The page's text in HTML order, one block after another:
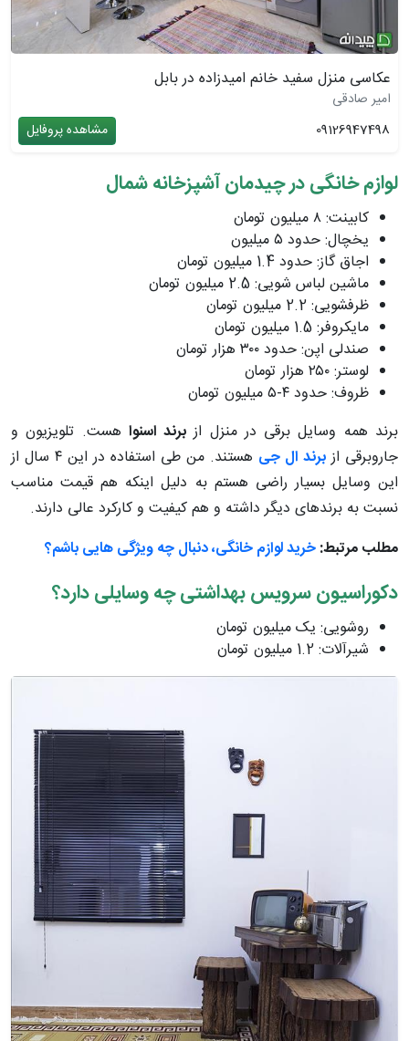
عکاسی منزل سفید خانم امیدزاده در بابل
امیر صادقی
09126947498
مشاهده پروفایل
لوازم خانگی در چیدمان آشپزخانه شمال
کابینت: ٨ میلیون تومان
یخچال: حدود ۵ میلیون
اجاق گاز: حدود 1.4 میلیون تومان
ماشین لباس شویی: 2.5 میلیون تومان
ظرفشویی: 2.2 میلیون تومان
مایکروفر: 1.5 میلیون تومان
صندلی اپن: حدود ٣٠٠ هزار تومان
لوستر: ٢۵٠ هزار تومان
ظروف: حدود ۴-۵ میلیون تومان
برند همه وسایل برقی در منزل از برند اسنوا هست. تلویزیون و
جاروبرقی ازبرند ال جی
هستند. من طی استفاده در این ۴ سال از
این وسایل بسیار راضی هستم به دلیل اینکه هم قیمت مناسب
نسبت به برندهای دیگر داشته و هم کیفیت و کارکرد عالی دارند.
مطلب مرتبط:خرید لوازم خانگی، دنبال چه ویژگی هایی باشم؟
دکوراسیون سرویس بهداشتی چه وسایلی دارد؟
روشویی: یک میلیون تومان
شیرآلات: 1.2 میلیون تومان